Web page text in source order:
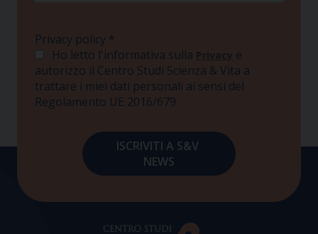
Privacy policy *
Ho letto l'informativa sulla Privacy e
autorizzo il Centro Studi Scienza & Vita a
trattare i miei dati personali ai sensi del
Regolamento UE 2016/679